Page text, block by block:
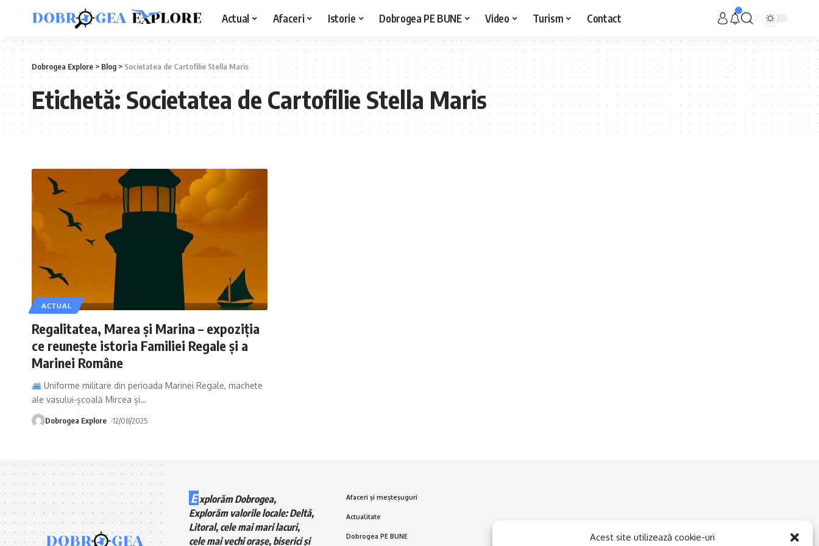
Acest site utilizează cookie-uri
Actual Afaceri Istorie Dobrogea PE BUNE Video Turism Contact
Dobrogea Explore> Blog >Societatea de Cartofilie Stella Maris
Etichetă:Societatea de Cartofilie Stella Maris
ACTUAL
Regalitatea, Marea și Marina – expoziția
ce reunește istoria Familiei Regale și a
Marinei Române
Uniforme militare din perioada Marinei Regale, machete
ale vasului-școală Mircea și…
Dobrogea Explore 12/08/2025
E xplorăm Dobrogea,
Explorăm valorile locale: Deltă,
Litoral, cele mai mari lacuri,
cele mai vechi orașe, biserici și
Afaceri și meșteșuguri
Actualitate
Dobrogea PE BUNE